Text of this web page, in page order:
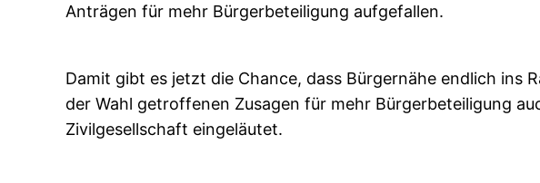
Anträgen für mehr Bürgerbeteiligung aufgefallen.
Damit gibt es jetzt die Chance, dass Bürgernähe endlich ins
der Wahl getroffenen Zusagen für mehr Bürgerbeteiligung
Zivilgesellschaft eingeläutet.